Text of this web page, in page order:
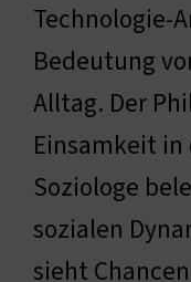
Technologie-
Bedeutung
Alltag. Der
Einsamkeit
Soziologe
sozialen
sieht